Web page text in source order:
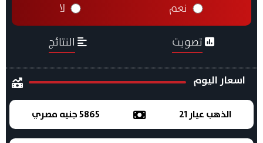
نعم لا
تصويت النتائج
اسعار اليوم
الذهب عيار 21 5865 جنيه مصري